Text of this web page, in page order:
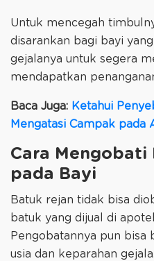
Untuk mencegah
disarankan bagi bayi
gejalanya untuk segera
mendapatkan
Baca Juga: Ketahui
Mengatasi Campak pada
Cara Mengobati
pada Bayi
Batuk rejan tidak bisa
batuk yang dijual di
Pengobatannya pun bisa
usia dan keparahan gejala.